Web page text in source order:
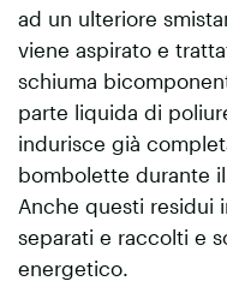
ad un ulteriore
viene aspirato e
schiuma
parte liquida di
indurisce già
bombolette durante
Anche questi residui
separati e raccolti e
energetico.